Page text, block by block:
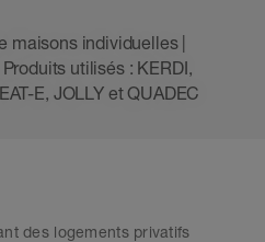
maisons individuelles |
utilisés : KERDI,
E, JOLLY et QUADEC
des logements privatifs